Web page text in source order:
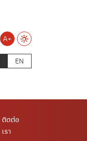
A+
EN
ติดต่อ
เรา